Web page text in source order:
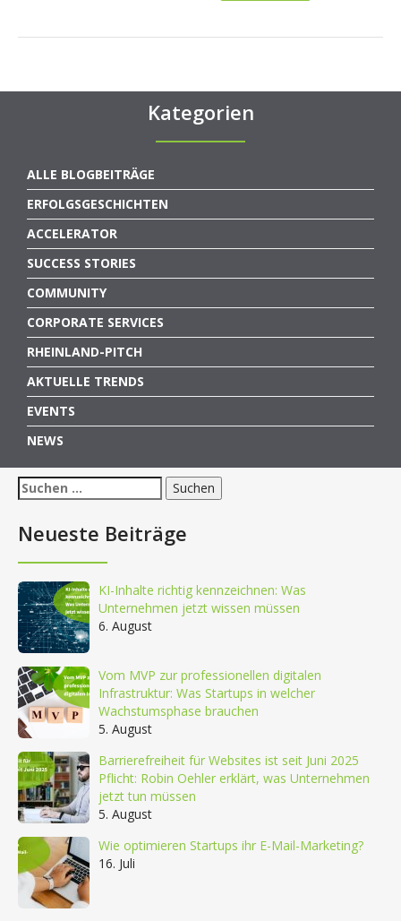
Kategorien
ALLE BLOGBEITRÄGE
ERFOLGSGESCHICHTEN
ACCELERATOR
SUCCESS STORIES
COMMUNITY
CORPORATE SERVICES
RHEINLAND-PITCH
AKTUELLE TRENDS
EVENTS
NEWS
Suchen
nach:
Neueste Beiträge
KI-Inhalte richtig kennzeichnen: Was
Unternehmen jetzt wissen müssen
6. August
Vom MVP zur professionellen digitalen
Infrastruktur: Was Startups in welcher
Wachstumsphase brauchen
5. August
Barrierefreiheit für Websites ist seit Juni 2025
Pflicht: Robin Oehler erklärt, was Unternehmen
jetzt tun müssen
5. August
Wie optimieren Startups ihr E-Mail-Marketing?
16. Juli